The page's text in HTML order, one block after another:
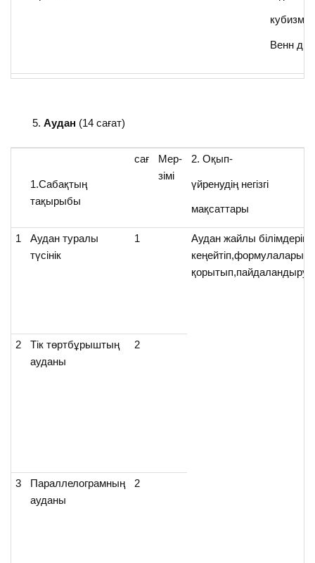
кубизм,
Венн
Аудан (14 сағат)
1.Сабақтың
тақырыбы
сағ
Мер-
зімі
2. Оқып-
үйренудің негізгі
мақсаттары
1
Аудан туралы
түсінік
1
Аудан жайлы білімдерін
кеңейтіп,формулаларын
қорытып,пайдаландыру
2
Тік төртбұрыштың
ауданы
2
3
Параллелограмның
ауданы
2